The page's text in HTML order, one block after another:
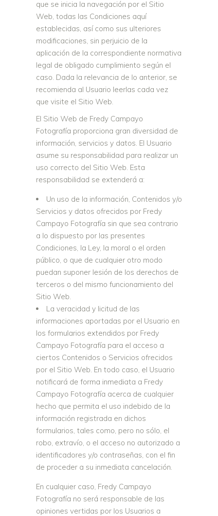
que se inicia la navegación por el Sitio
Web, todas las Condiciones aquí
establecidas, así como sus ulteriores
modificaciones, sin perjuicio de la
aplicación de la correspondiente normativa
legal de obligado cumplimiento según el
caso. Dada la relevancia de lo anterior, se
recomienda al Usuario leerlas cada vez
que visite el Sitio Web.
El Sitio Web de Fredy Campayo
Fotografía proporciona gran diversidad de
información, servicios y datos. El Usuario
asume su responsabilidad para realizar un
uso correcto del Sitio Web. Esta
responsabilidad se extenderá a:
Un uso de la información, Contenidos y/o
Servicios y datos ofrecidos por Fredy
Campayo Fotografía sin que sea contrario
a lo dispuesto por las presentes
Condiciones, la Ley, la moral o el orden
público, o que de cualquier otro modo
puedan suponer lesión de los derechos de
terceros o del mismo funcionamiento del
Sitio Web.
La veracidad y licitud de las
informaciones aportadas por el Usuario en
los formularios extendidos por Fredy
Campayo Fotografía para el acceso a
ciertos Contenidos o Servicios ofrecidos
por el Sitio Web. En todo caso, el Usuario
notificará de forma inmediata a Fredy
Campayo Fotografía acerca de cualquier
hecho que permita el uso indebido de la
información registrada en dichos
formularios, tales como, pero no sólo, el
robo, extravío, o el acceso no autorizado a
identificadores y/o contraseñas, con el fin
de proceder a su inmediata cancelación.
En cualquier caso, Fredy Campayo
Fotografía no será responsable de las
opiniones vertidas por los Usuarios a